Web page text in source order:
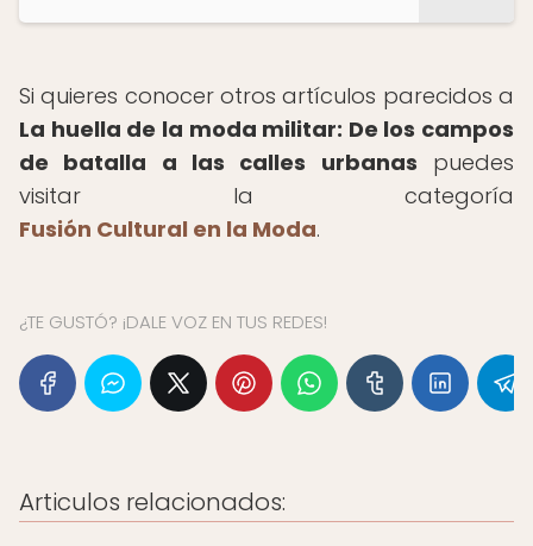
Si quieres conocer otros artículos parecidos a
La huella de la moda militar: De los campos
de batalla a las calles urbanas puedes
visitar la categoría
Fusión Cultural en la Moda.
¿TE GUSTÓ? ¡DALE VOZ EN TUS REDES!
Articulos relacionados: